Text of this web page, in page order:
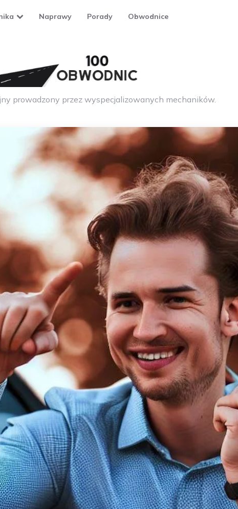
Naprawy Porady Obwodnice
prowadzony przez wyspecjalizowanych mechaników.